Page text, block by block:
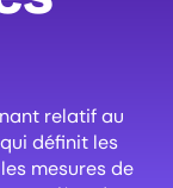
relatif au
définit les
mesures de